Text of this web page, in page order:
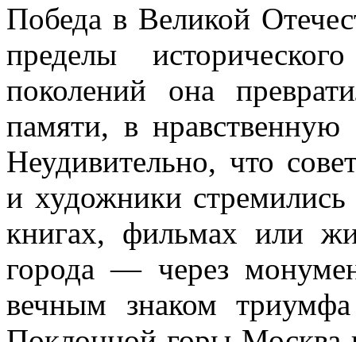
Победа в Великой
пределы
поколений она
памяти, в
Неудивительно, что
и художники стремились
книгах, фильмах или
города — через
вечным знаком